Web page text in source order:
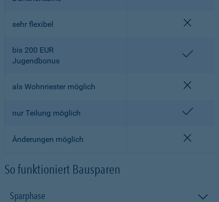
sehr flexibel
bis 200 EUR
Jugendbonus
als Wohnriester möglich
nur Teilung möglich
Änderungen möglich
So funktioniert Bausparen
Sparphase